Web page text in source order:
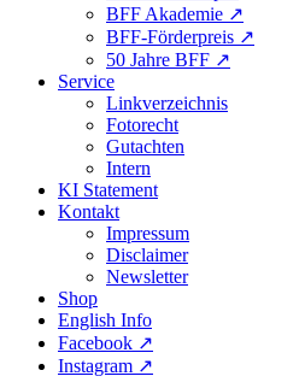
BFF Akademie ↗︎
BFF-Förderpreis ↗︎
50 Jahre BFF ↗︎
Service
Linkverzeichnis
Fotorecht
Gutachten
Intern
KI Statement
Kontakt
Impressum
Disclaimer
Newsletter
Shop
English Info
Facebook ↗︎
Instagram ↗︎